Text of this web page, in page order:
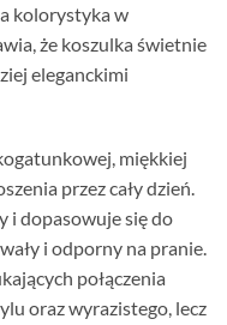
kolorystyka w
że koszulka świetnie
eleganckimi
miękkiej
przez cały dzień.
i dopasowuje się do
i odporny na pranie.
połączenia
oraz wyrazistego, lecz